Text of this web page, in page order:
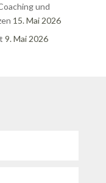
und
15. Mai 2026
9. Mai 2026